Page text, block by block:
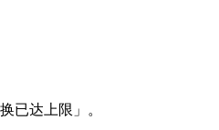
已达上限」。